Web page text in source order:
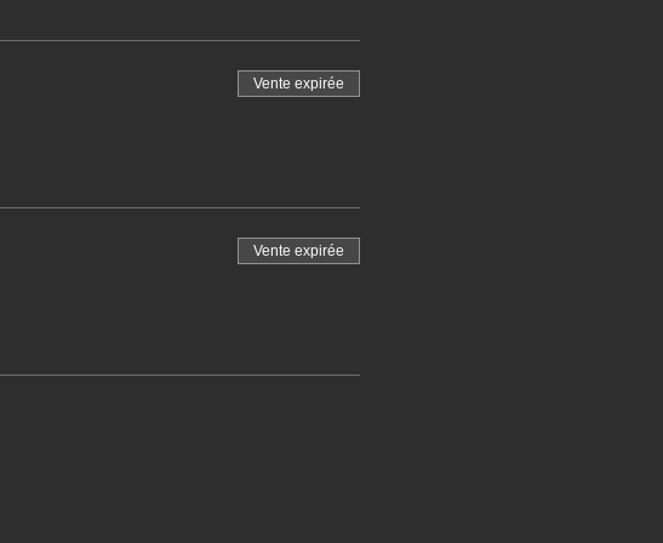
Vente expirée
Vente expirée